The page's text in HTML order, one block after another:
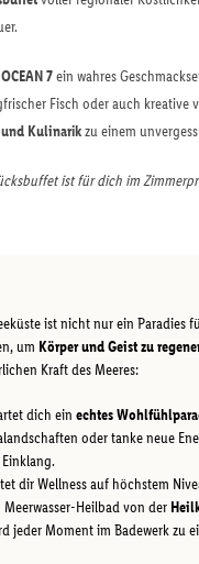
7ein wahres
Fisch oder auch kreative
Kulinarikzu einem
ist für dich im
ist nicht nur ein Paradies
um Körper und Geist zu
Kraft des Meeres:
dich ein echtes
oder tanke neue
dir Wellness auf höchstem
Meerwasser-Heilbad von der
jeder Moment im Badewerk zu